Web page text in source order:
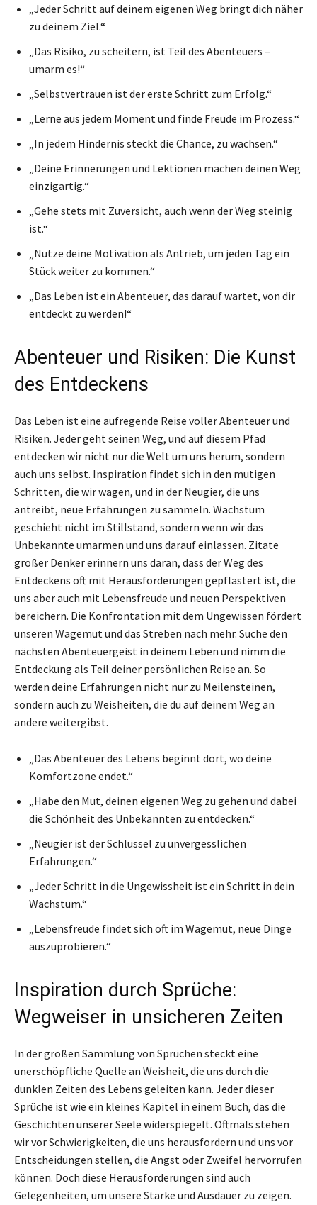
„Jeder Schritt auf deinem eigenen Weg bringt dich näher
zu deinem Ziel.“
„Das Risiko, zu scheitern, ist Teil des Abenteuers –
umarm es!“
„Selbstvertrauen ist der erste Schritt zum Erfolg.“
„Lerne aus jedem Moment und finde Freude im Prozess.“
„In jedem Hindernis steckt die Chance, zu wachsen.“
„Deine Erinnerungen und Lektionen machen deinen Weg
einzigartig.“
„Gehe stets mit Zuversicht, auch wenn der Weg steinig
ist.“
„Nutze deine Motivation als Antrieb, um jeden Tag ein
Stück weiter zu kommen.“
„Das Leben ist ein Abenteuer, das darauf wartet, von dir
entdeckt zu werden!“
Abenteuer und Risiken: Die Kunst
des Entdeckens
Das Leben ist eine aufregende Reise voller Abenteuer und
Risiken. Jeder geht seinen Weg, und auf diesem Pfad
entdecken wir nicht nur die Welt um uns herum, sondern
auch uns selbst. Inspiration findet sich in den mutigen
Schritten, die wir wagen, und in der Neugier, die uns
antreibt, neue Erfahrungen zu sammeln. Wachstum
geschieht nicht im Stillstand, sondern wenn wir das
Unbekannte umarmen und uns darauf einlassen. Zitate
großer Denker erinnern uns daran, dass der Weg des
Entdeckens oft mit Herausforderungen gepflastert ist, die
uns aber auch mit Lebensfreude und neuen Perspektiven
bereichern. Die Konfrontation mit dem Ungewissen fördert
unseren Wagemut und das Streben nach mehr. Suche den
nächsten Abenteuergeist in deinem Leben und nimm die
Entdeckung als Teil deiner persönlichen Reise an. So
werden deine Erfahrungen nicht nur zu Meilensteinen,
sondern auch zu Weisheiten, die du auf deinem Weg an
andere weitergibst.
„Das Abenteuer des Lebens beginnt dort, wo deine
Komfortzone endet.“
„Habe den Mut, deinen eigenen Weg zu gehen und dabei
die Schönheit des Unbekannten zu entdecken.“
„Neugier ist der Schlüssel zu unvergesslichen
Erfahrungen.“
„Jeder Schritt in die Ungewissheit ist ein Schritt in dein
Wachstum.“
„Lebensfreude findet sich oft im Wagemut, neue Dinge
auszuprobieren.“
Inspiration durch Sprüche:
Wegweiser in unsicheren Zeiten
In der großen Sammlung von Sprüchen steckt eine
unerschöpfliche Quelle an Weisheit, die uns durch die
dunklen Zeiten des Lebens geleiten kann. Jeder dieser
Sprüche ist wie ein kleines Kapitel in einem Buch, das die
Geschichten unserer Seele widerspiegelt. Oftmals stehen
wir vor Schwierigkeiten, die uns herausfordern und uns vor
Entscheidungen stellen, die Angst oder Zweifel hervorrufen
können. Doch diese Herausforderungen sind auch
Gelegenheiten, um unsere Stärke und Ausdauer zu zeigen.